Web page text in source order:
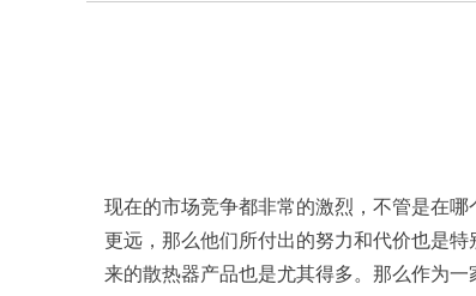
现在的市场竞争都非常的激烈，不管是在
更远，那么他们所付出的努力和代价也是
来的散热器产品也是尤其得多。那么作为